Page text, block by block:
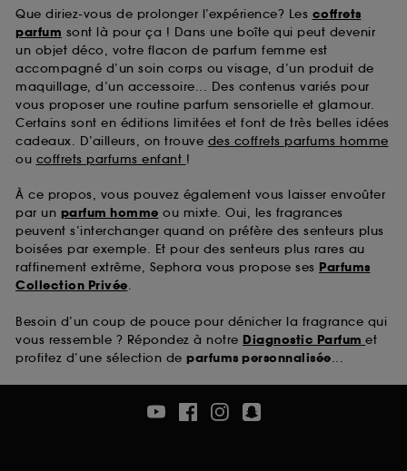
Que diriez-vous de prolonger l’expérience? Les coffrets
parfum sont là pour ça ! Dans une boîte qui peut devenir
un objet déco, votre flacon de parfum femme est
accompagné d’un soin corps ou visage, d’un produit de
maquillage, d’un accessoire... Des contenus variés pour
vous proposer une routine parfum sensorielle et glamour.
Certains sont en éditions limitées et font de très belles idées
cadeaux. D’ailleurs, on trouve des coffrets parfums homme
ou coffrets parfums enfant !
À ce propos, vous pouvez également vous laisser envoûter
par un parfum homme ou mixte. Oui, les fragrances
peuvent s’interchanger quand on préfère des senteurs plus
boisées par exemple. Et pour des senteurs plus rares au
raffinement extrême, Sephora vous propose ses Parfums
Collection Privée.
Besoin d’un coup de pouce pour dénicher la fragrance qui
vous ressemble ? Répondez à notre Diagnostic Parfum et
profitez d’une sélection de parfums personnalisée...